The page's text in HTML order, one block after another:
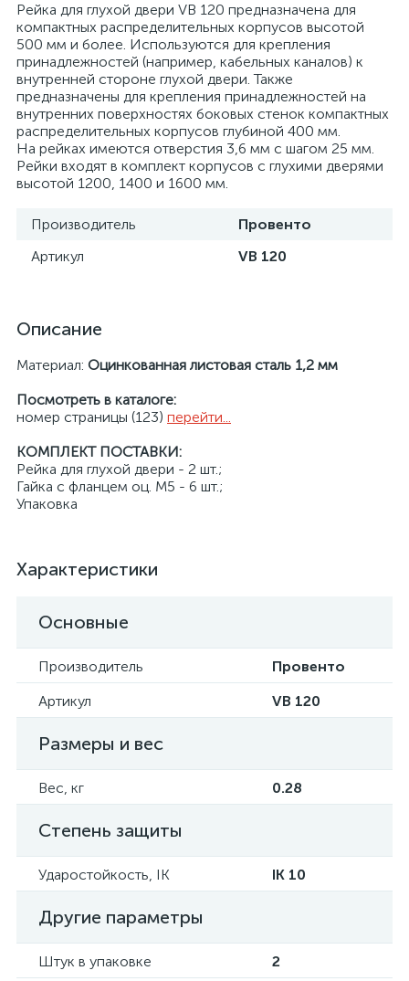
Рейка для глухой двери VB 120 предназначена для
компактных распределительных корпусов высотой
500 мм и более. Используются для крепления
принадлежностей (например, кабельных каналов) к
внутренней стороне глухой двери. Также
предназначены для крепления принадлежностей на
внутренних поверхностях боковых стенок компактных
распределительных корпусов глубиной 400 мм.
На рейках имеются отверстия 3,6 мм с шагом 25 мм.
Рейки входят в комплект корпусов с глухими дверями
высотой 1200, 1400 и 1600 мм.
Производитель
Провенто
Артикул
VB 120
Описание
Материал: Оцинкованная листовая сталь 1,2 мм
Посмотреть в каталоге:
номер страницы (123) перейти...
КОМПЛЕКТ ПОСТАВКИ:
Рейка для глухой двери - 2 шт.;
Гайка с фланцем оц. М5 - 6 шт.;
Упаковка
Характеристики
Основные
Производитель
Провенто
Артикул
VB 120
Размеры и вес
Вес, кг 0.28
Степень защиты
Ударостойкость, IK IK 10
Другие параметры
Штук в упаковке 2